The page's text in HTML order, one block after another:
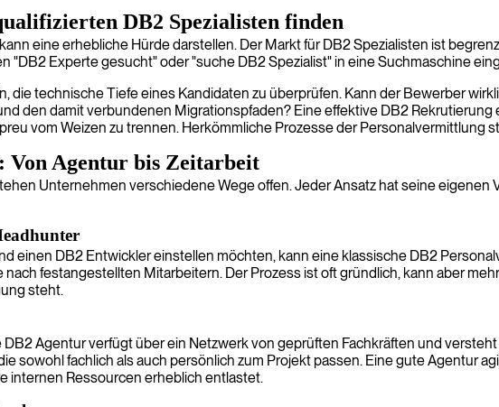
DB2 Spezialisten finden
eine erhebliche Hürde darstellen. Der Markt für DB2 Spezialisten ist
"DB2 Experte gesucht" oder "suche DB2 Spezialist" in eine Suchmaschine
die technische Tiefe eines Kandidaten zu überprüfen. Kann der Bewerber
den damit verbundenen Migrationspfaden? Eine effektive DB2
vom Weizen zu trennen. Herkömmliche Prozesse der Personalvermittlung
Von Agentur bis Zeitarbeit
Unternehmen verschiedene Wege offen. Jeder Ansatz hat seine
einen DB2 Entwickler einstellen möchten, kann eine klassische DB2
festangestellten Mitarbeitern. Der Prozess ist oft gründlich, kann aber
steht.
Agentur verfügt über ein Netzwerk von geprüften Fachkräften und
sowohl fachlich als auch persönlich zum Projekt passen. Eine gute Agentur
internen Ressourcen erheblich entlastet.